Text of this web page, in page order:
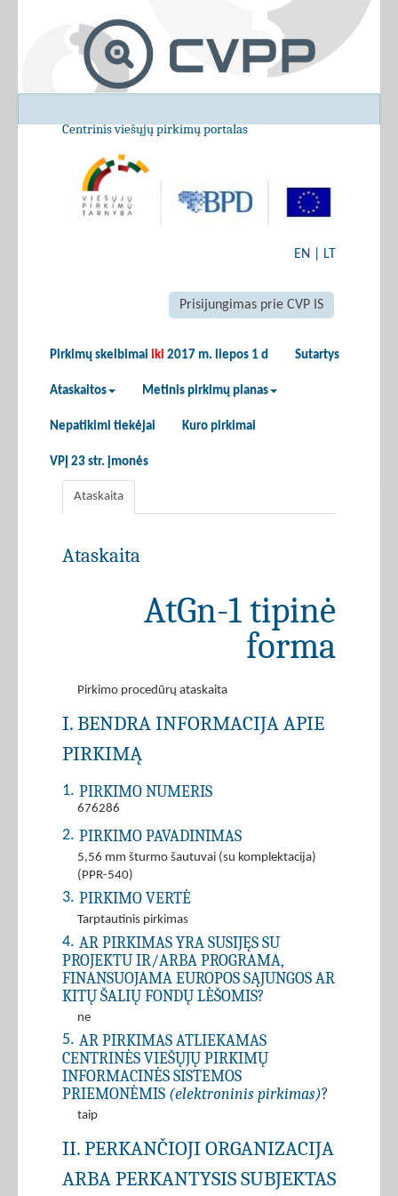
Centrinis viešųjų pirkimų portalas
EN LT
Prisijungimas prie CVP IS
Pirkimų skelbimai iki 2017 m. liepos 1 d Sutartys
Ataskaitos Metinis pirkimų planas
Nepatikimi tiekėjai Kuro pirkimai
VPĮ 23 str. įmonės
Ataskaita
Ataskaita
AtGn-1 tipinė
forma
Pirkimo procedūrų ataskaita
I. BENDRA INFORMACIJA APIE
PIRKIMĄ
1. PIRKIMO NUMERIS
676286
2. PIRKIMO PAVADINIMAS
5,56 mm šturmo šautuvai (su komplektacija)
(PPR-540)
3. PIRKIMO VERTĖ
Tarptautinis pirkimas
4. AR PIRKIMAS YRA SUSIJĘS SU
PROJEKTU IR/ARBA PROGRAMA,
FINANSUOJAMA EUROPOS SĄJUNGOS AR
KITŲ ŠALIŲ FONDŲ LĖŠOMIS?
ne
5. AR PIRKIMAS ATLIEKAMAS
CENTRINĖS VIEŠŲJŲ PIRKIMŲ
INFORMACINĖS SISTEMOS
PRIEMONĖMIS (elektroninis pirkimas)?
taip
II. PERKANČIOJI ORGANIZACIJA
ARBA PERKANTYSIS SUBJEKTAS